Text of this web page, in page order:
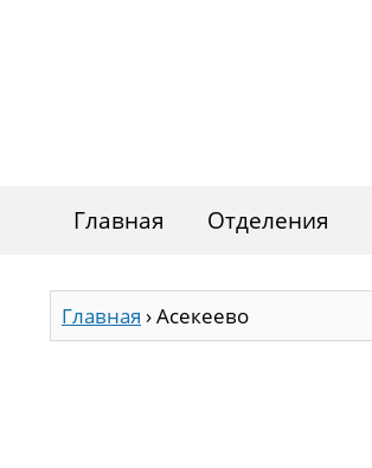
Главная Отделения
Главная ›Асекеево